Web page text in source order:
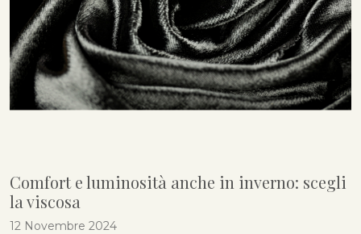
Comfort e luminosità anche in inverno: scegli
la viscosa
12 Novembre 2024